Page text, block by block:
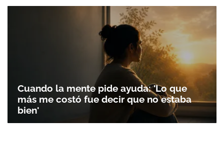
Cuando la mente pide ayuda: 'Lo que
más me costó fue decir que no estaba
bien'